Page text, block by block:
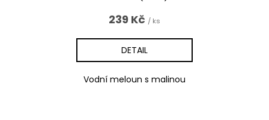
239 Kč / ks
DETAIL
Vodní meloun s malinou